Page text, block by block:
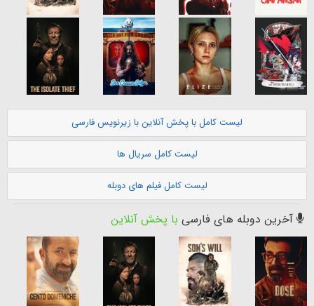
لیست کامل با پخش آنلاین با زیرنویس فارسی
لیست کامل سریال ها
لیست کامل فیلم های دوبله
آخرین دوبله های فارسی با پخش آنلاین